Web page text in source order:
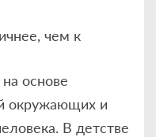
чем к
основе
окружающих и
В детстве